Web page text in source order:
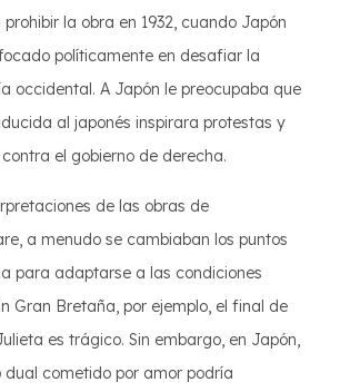
la obra en 1932, cuando Japón
políticamente en desafiar la
occidental. A Japón le preocupaba que
al japonés inspirara protestas y
contra el gobierno de derecha.
de las obras de
a menudo se cambiaban los puntos
para adaptarse a las condiciones
Gran Bretaña, por ejemplo, el final de
es trágico. Sin embargo, en Japón,
dual cometido por amor podría